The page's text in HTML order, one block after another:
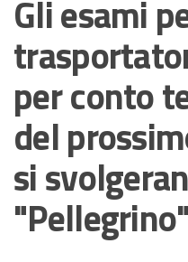
Gli esami
per conto
del
si